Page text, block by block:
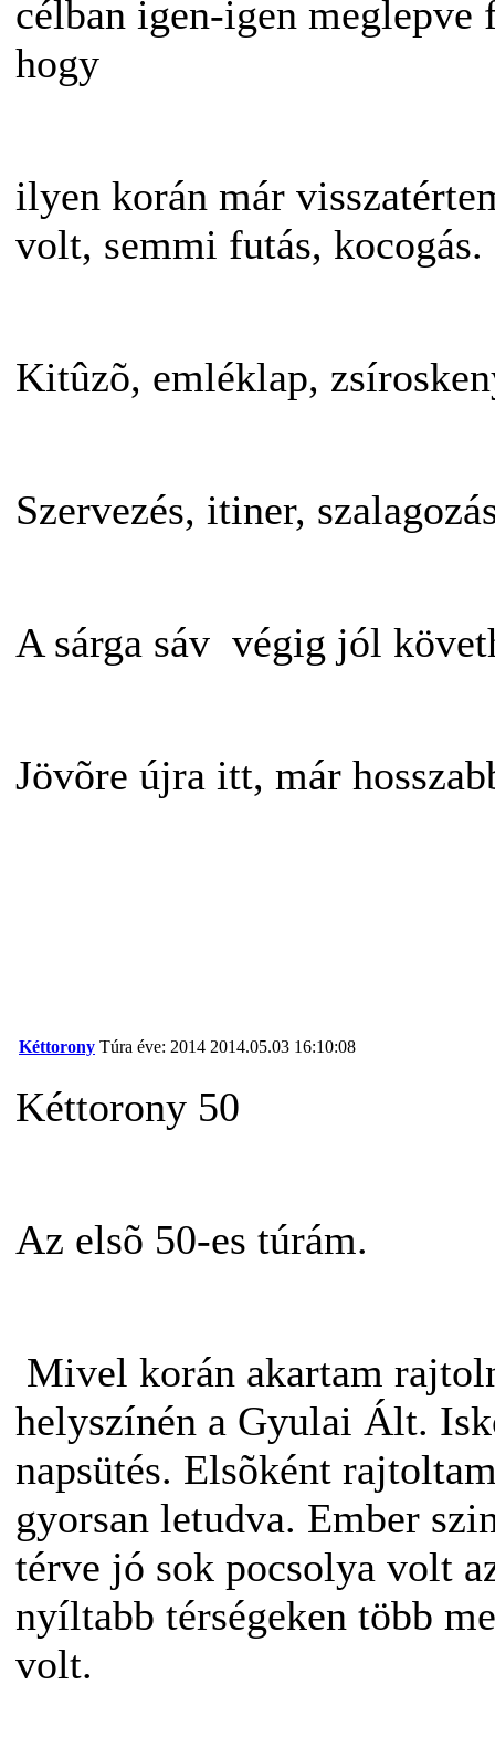
célban igen-igen meglepve
hogy
ilyen korán már
volt, semmi futás, kocogás.
Kitûzõ, emléklap,
Szervezés, itiner,
A sárga sáv végig jól
Jövõre újra itt, már
Kéttorony Túra éve: 2014 2014.05.03 16:10:08
Kéttorony 50
Az elsõ 50-es túrám.
Mivel korán akartam
helyszínén a Gyulai Ált.
napsütés. Elsõként
gyorsan letudva. Ember
térve jó sok pocsolya volt
nyíltabb térségeken több